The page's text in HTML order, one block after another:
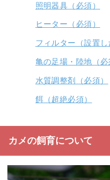
照明器具（必須）
ヒーター（必須）
フィルター（設置し
亀の足場・陸地（必
水質調整剤（必須）
餌（超絶必須）
カメの飼育について